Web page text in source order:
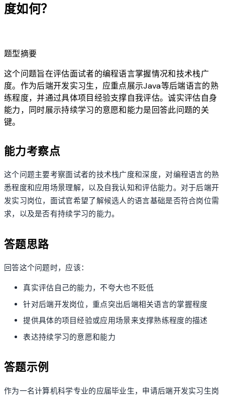
度如何？
题型摘要
这个问题旨在评估面试者的编程语言掌握情况和技术栈广
度。作为后端开发实习生，应重点展示Java等后端语言的熟
练程度，并通过具体项目经验支撑自我评估。诚实评估自身
能力，同时展示持续学习的意愿和能力是回答此问题的关
键。
能力考察点
这个问题主要考察面试者的技术栈广度和深度，对编程语言的熟
悉程度和应用场景理解，以及自我认知和评估能力。对于后端开
发实习岗位，面试官希望了解候选人的语言基础是否符合岗位需
求，以及是否有持续学习的能力。
答题思路
回答这个问题时，应该：
真实评估自己的能力，不夸大也不贬低
针对后端开发岗位，重点突出后端相关语言的掌握程度
提供具体的项目经验或应用场景来支撑熟练程度的描述
表达持续学习的意愿和能力
答题示例
作为一名计算机科学专业的应届毕业生，申请后端开发实习生岗